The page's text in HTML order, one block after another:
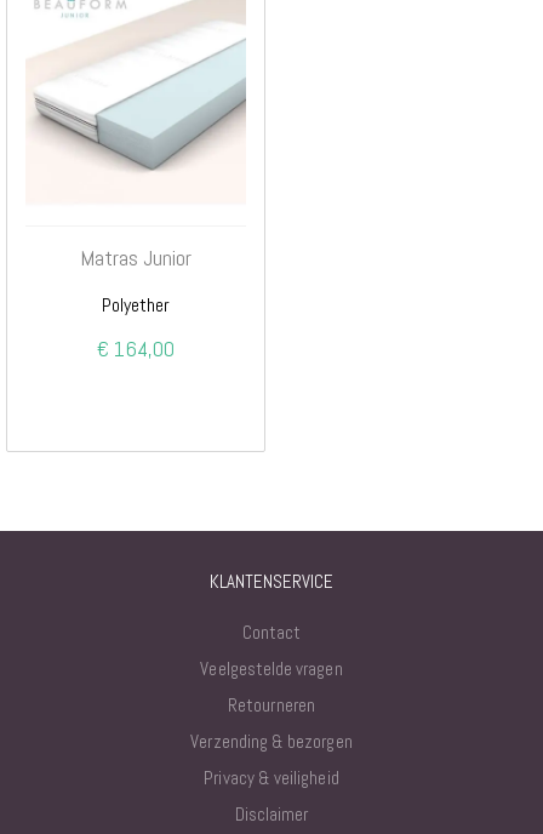
Matras Junior
Polyether
€ 164,00
KLANTENSERVICE
Contact
Veelgestelde vragen
Retourneren
Verzending & bezorgen
Privacy & veiligheid
Disclaimer